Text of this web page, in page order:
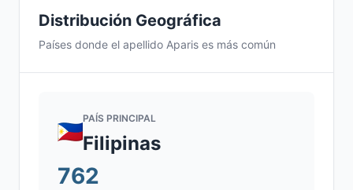
Distribución Geográfica
Países donde el apellido Aparis es más común
PAÍS PRINCIPAL
Filipinas
762